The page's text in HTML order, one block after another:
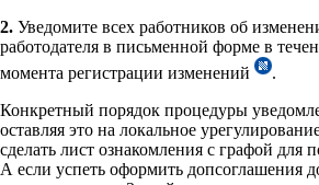
2. Уведомите всех работников об
работодателя в письменной форме в
момента регистрации изменений
.
Конкретный порядок процедуры
оставляя это на локальное
сделать лист ознакомления с графой для
А если успеть оформить допсоглашения